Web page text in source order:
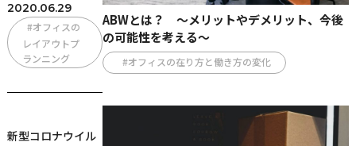
2020.06.29
#オフィスの
レイアウトプ
ランニング
新型コロナウイル
ABWとは？ ～メリットやデメリット、今後
の可能性を考える～
#オフィスの在り方と働き方の変化